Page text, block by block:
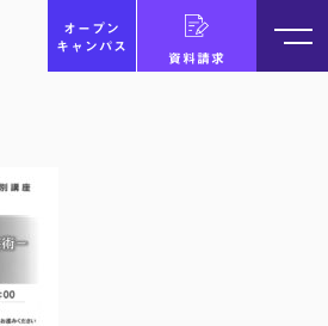
オープン
キャンパス
資料請求